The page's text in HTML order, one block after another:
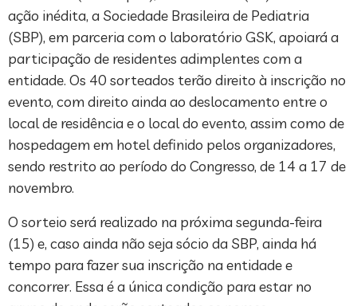
ação inédita, a Sociedade Brasileira de Pediatria
(SBP), em parceria com o laboratório GSK, apoiará a
participação de residentes adimplentes com a
entidade. Os 40 sorteados terão direito à inscrição no
evento, com direito ainda ao deslocamento entre o
local de residência e o local do evento, assim como de
hospedagem em hotel definido pelos organizadores,
sendo restrito ao período do Congresso, de 14 a 17 de
novembro.
O sorteio será realizado na próxima segunda-feira
(15) e, caso ainda não seja sócio da SBP, ainda há
tempo para fazer sua inscrição na entidade e
concorrer. Essa é a única condição para estar no